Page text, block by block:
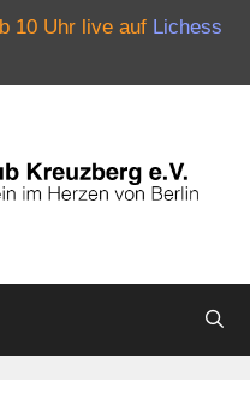
10 Uhr live auf Lichess